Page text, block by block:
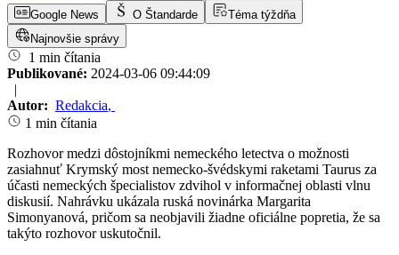
Google News O Štandarde
Téma týždňa
Najnovšie správy
1 min čítania
Publikované: 2024-03-06 09:44:09
|
Autor: Redakcia,
1 min čítania
Rozhovor medzi dôstojníkmi nemeckého letectva o možnosti
zasiahnuť Krymský most nemecko-švédskymi raketami Taurus za
účasti nemeckých špecialistov zdvihol v informačnej oblasti vlnu
diskusií. Nahrávku ukázala ruská novinárka Margarita
Simonyanová, pričom sa neobjavili žiadne oficiálne popretia, že sa
takýto rozhovor uskutočnil.